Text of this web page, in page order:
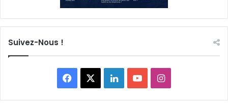
Suivez-Nous !
a
L
i
o
I
n